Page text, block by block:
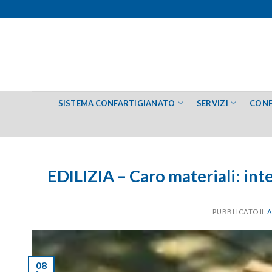
ai
SISTEMA CONFARTIGIANATO SERVIZI
EDILIZIA – Caro materiali:
PUBBLICATO IL
08